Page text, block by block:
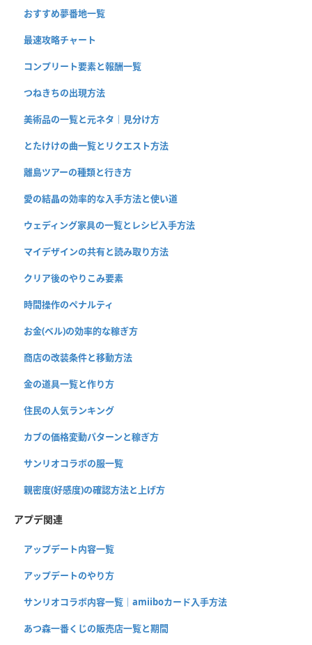
おすすめ夢番地一覧
最速攻略チャート
コンプリート要素と報酬一覧
つねきちの出現方法
美術品の一覧と元ネタ｜見分け方
とたけけの曲一覧とリクエスト方法
離島ツアーの種類と行き方
愛の結晶の効率的な入手方法と使い道
ウェディング家具の一覧とレシピ入手方法
マイデザインの共有と読み取り方法
クリア後のやりこみ要素
時間操作のペナルティ
お金(ベル)の効率的な稼ぎ方
商店の改装条件と移動方法
金の道具一覧と作り方
住民の人気ランキング
カブの価格変動パターンと稼ぎ方
サンリオコラボの服一覧
親密度(好感度)の確認方法と上げ方
アプデ関連
アップデート内容一覧
アップデートのやり方
サンリオコラボ内容一覧｜amiiboカード入手方法
あつ森一番くじの販売店一覧と期間